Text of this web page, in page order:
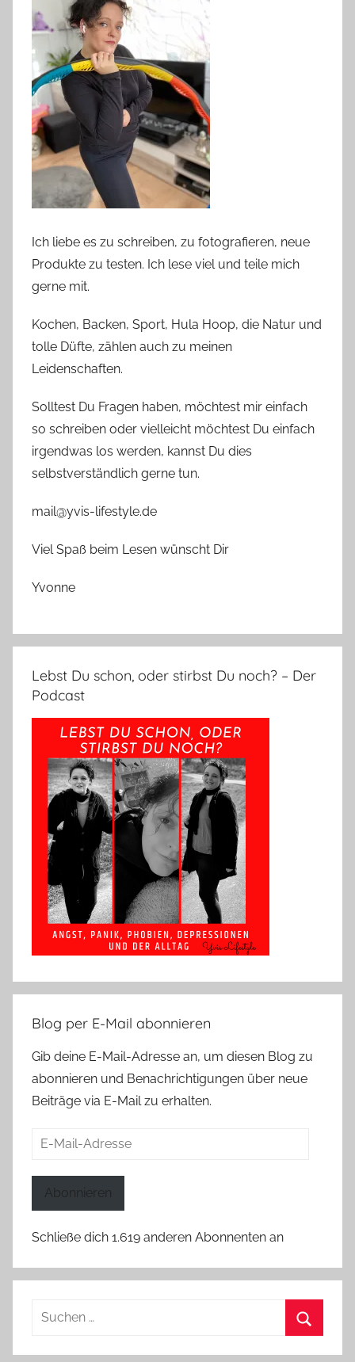
Ich liebe es zu schreiben, zu fotografieren, neue
Produkte zu testen. Ich lese viel und teile mich
gerne mit.
Kochen, Backen, Sport, Hula Hoop, die Natur und
tolle Düfte, zählen auch zu meinen
Leidenschaften.
Solltest Du Fragen haben, möchtest mir einfach
so schreiben oder vielleicht möchtest Du einfach
irgendwas los werden, kannst Du dies
selbstverständlich gerne tun.
mail@yvis-lifestyle.de
Viel Spaß beim Lesen wünscht Dir
Yvonne
Lebst Du schon, oder stirbst Du noch? – Der
Podcast
Blog per E-Mail abonnieren
Gib deine E-Mail-Adresse an, um diesen Blog zu
abonnieren und Benachrichtigungen über neue
Beiträge via E-Mail zu erhalten.
E-
Abonnieren
Schließe dich 1.619 anderen Abonnenten an
Suchen